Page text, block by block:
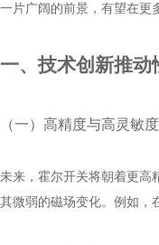
一片广阔的前景，有望在更
一、技术创新推动
（一）高精度与高灵敏度
未来，霍尔开关将朝着更高
其微弱的磁场变化。例如，